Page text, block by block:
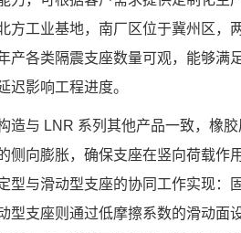
方工业基地，南厂区位于冀州区，
产各类隔震支座数量可观，能够满
迟影响工程进度。
造与 LNR 系列其他产品一致，橡
侧向膨胀，确保支座在竖向荷载作
型与滑动型支座的协同工作实现：
型支座则通过低摩擦系数的滑动面